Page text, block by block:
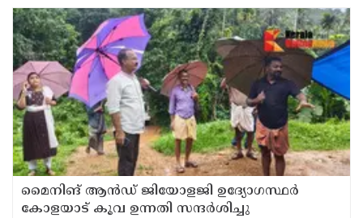
മൈനിങ് ആൻഡ്​ ജിയോളജി ഉദ്യോഗസ്ഥർ
കോളയാട് കൂവ ഉന്നതി സന്ദർശിച്ചു